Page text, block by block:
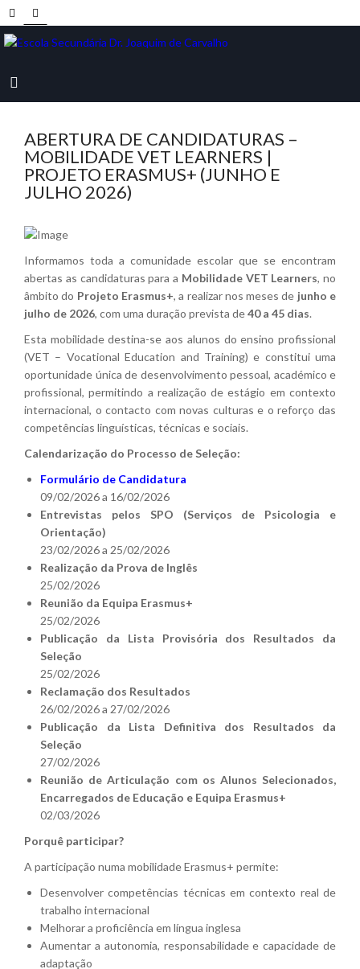
ABERTURA DE CANDIDATURAS –
MOBILIDADE VET LEARNERS |
PROJETO ERASMUS+ (JUNHO E
JULHO 2026)
Informamos toda a comunidade escolar que se encontram
abertas as candidaturas para a Mobilidade VET Learners, no
âmbito do Projeto Erasmus+, a realizar nos meses de junho e
julho de 2026, com uma duração prevista de40 a 45 dias.
Esta mobilidade destina-se aos alunos do ensino profissional
(VET – Vocational Education and Training) e constitui uma
oportunidade única de desenvolvimento pessoal, académico e
profissional, permitindo a realização de estágio em contexto
internacional, o contacto com novas culturas e o reforço das
competências linguísticas, técnicas e sociais.
Calendarização do Processo de Seleção:
Formulário de Candidatura
09/02/2026 a 16/02/2026
Entrevistas pelos SPO (Serviços de Psicologia e
Orientação)
23/02/2026 a 25/02/2026
Realização da Prova de Inglês
25/02/2026
Reunião da Equipa Erasmus+
25/02/2026
Publicação da Lista Provisória dos Resultados da
Seleção
25/02/2026
Reclamação dos Resultados
26/02/2026 a 27/02/2026
Publicação da Lista Definitiva dos Resultados da
Seleção
27/02/2026
Reunião de Articulação com os Alunos Selecionados,
Encarregados de Educação e Equipa Erasmus+
02/03/2026
Porquê participar?
A participação numa mobilidade Erasmus+ permite:
Desenvolver competências técnicas em contexto real de
trabalho internacional
Melhorar a proficiência em língua inglesa
Aumentar a autonomia, responsabilidade e capacidade de
adaptação